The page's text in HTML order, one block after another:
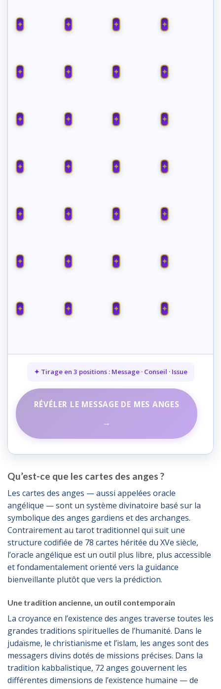
CHAMUEL RAPHAËL HANIEL ISRAFEL
HAHASIAH ZAPHKIEL REMIEL VEHUIAH
SAMAEL ANAËL SÉRAPHIEL PHALEG
CASSIEL IMAMIAH URIEL MICHAËL
NANAEL RAGUEL VÉHUEL AMBRIEL
SACHIEL ANAUEL JOPHIEL CAMAEL
ZADKIEL ARIEL MÉTATRON AZRAËL
✦ Tirage en 3 positions : Message · Conseil · Issue
RÉVÉLER LE MESSAGE DE MES ANGES
→
Qu’est-ce que les cartes des anges ?
Les cartes des anges — aussi appelées oracle
angélique — sont un système divinatoire basé sur la
symbolique des anges gardiens et des archanges.
Contrairement au tarot traditionnel qui suit une
structure codifiée de 78 cartes héritée du XVe siècle,
l’oracle angélique est un outil plus libre, plus accessible
et fondamentalement orienté vers la guidance
bienveillante plutôt que vers la prédiction.
Une tradition ancienne, un outil contemporain
La croyance en l’existence des anges traverse toutes les
grandes traditions spirituelles de l’humanité. Dans le
judaïsme, le christianisme et l’islam, les anges sont des
messagers divins dotés de missions précises. Dans la
tradition kabbalistique, 72 anges gouvernent les
différentes dimensions de l’existence humaine — de